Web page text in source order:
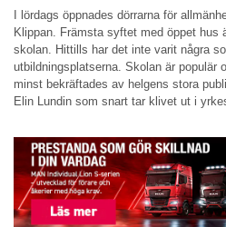
I lördags öppnades dörrarna för
Klippan. Främsta syftet med öppet hus
skolan. Hittills har det inte varit några
utbildningsplatserna. Skolan är populär
minst bekräftades av helgens stora
Elin Lundin som snart tar klivet ut i